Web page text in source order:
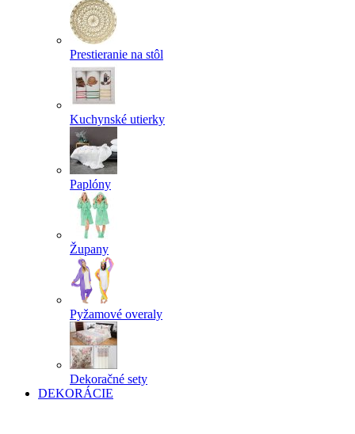
Prestieranie na stôl
Kuchynské utierky
Paplóny
Župany
Pyžamové overaly
Dekoračné sety
DEKORÁCIE